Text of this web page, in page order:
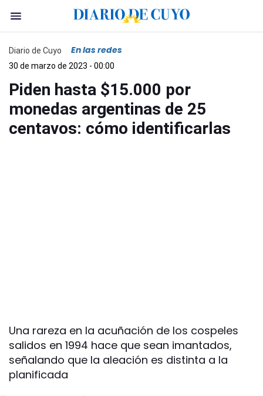
Diario de Cuyo En las redes
30 de marzo de 2023 - 00:00
Piden hasta $15.000 por
monedas argentinas de 25
centavos: cómo identificarlas
Una rareza en la acuñación de los cospeles
salidos en 1994 hace que sean imantados,
señalando que la aleación es distinta a la
planificada